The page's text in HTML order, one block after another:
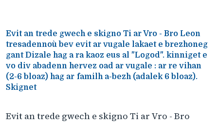
Evit an trede gwech e skigno Ti ar Vro - Bro Leon
tresadennoù bev evit ar vugale lakaet e brezhoneg
gant Dizale hag a ra kaoz eus al "Logod". kinniget e
vo div abadenn hervez oad ar vugale : ar re vihan
(2-6 bloaz) hag ar familh a-bezh (adalek 6 bloaz).
Skignet
Evit an trede gwech e skigno Ti ar Vro - Bro